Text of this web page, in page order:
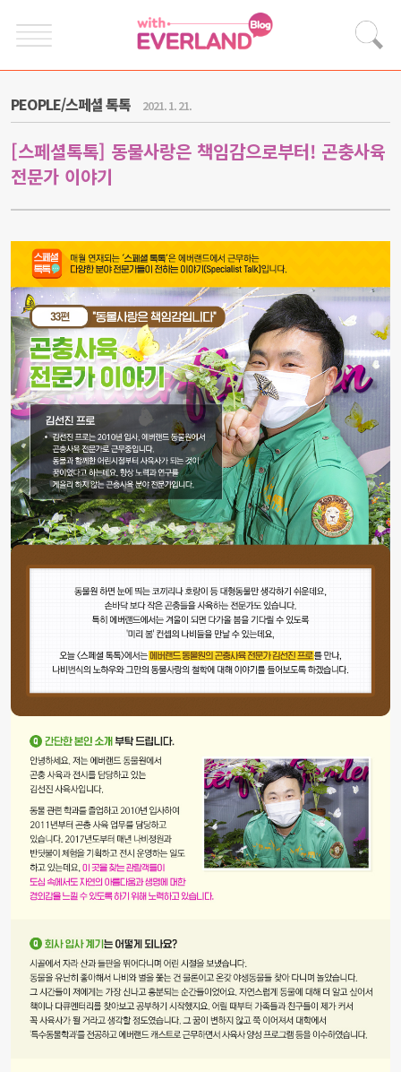
PEOPLE/스페셜 톡톡 2021. 1. 21.
[스페셜톡톡] 동물사랑은 책임감으로부터! 곤충사육
전문가 이야기